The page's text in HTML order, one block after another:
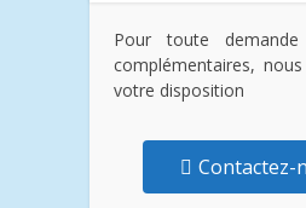
Pour toute demande
complémentaires,
votre disposition
Contactez-